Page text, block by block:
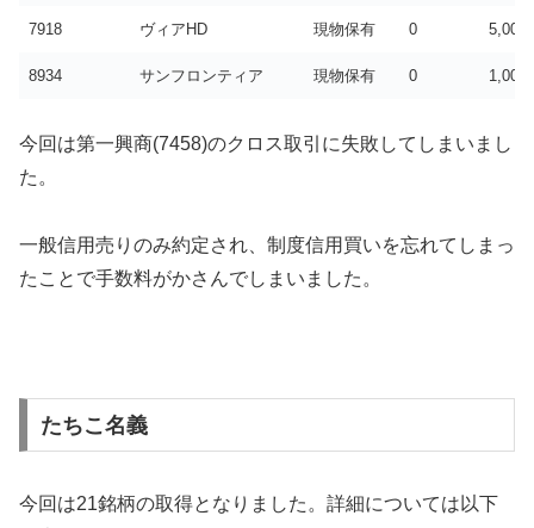
7918 ヴィアHD 現物保有 0 5,000
8934 サンフロンティア 現物保有 0 1,000
今回は第一興商(7458)のクロス取引に失敗してしまいまし
た。
一般信用売りのみ約定され、制度信用買いを忘れてしまっ
たことで手数料がかさんでしまいました。
たちこ名義
今回は21銘柄の取得となりました。詳細については以下